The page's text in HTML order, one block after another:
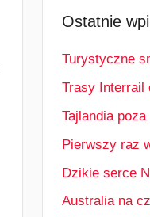
Ostatnie
Turystyczne
Trasy Interrail
Tajlandia
Pierwszy raz
Dzikie serce
Australia na